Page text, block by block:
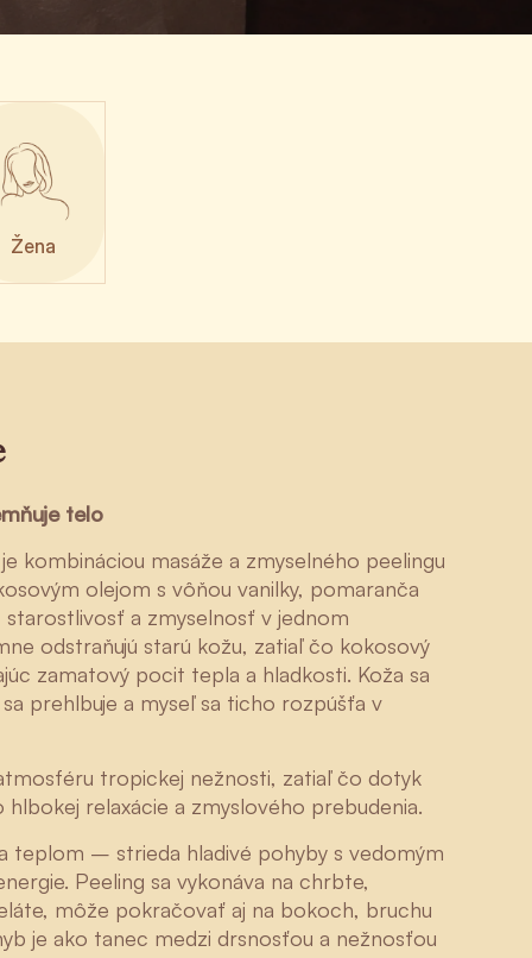
Žena
telo
kombináciou masáže a zmyselného peelingu
olejom s vôňou vanilky, pomaranča
a zmyselnosť v jednom
odstraňujú starú kožu, zatiaľ čo kokosový
zamatový pocit tepla a hladkosti. Koža sa
prehlbuje a myseľ sa ticho rozpúšťa v
tropickej nežnosti, zatiaľ čo dotyk
relaxácie a zmyslového prebudenia.
teplom – strieda hladivé pohyby s vedomým
Peeling sa vykonáva na chrbte,
môže pokračovať aj na bokoch, bruchu
je ako tanec medzi drsnosťou a nežnosťou